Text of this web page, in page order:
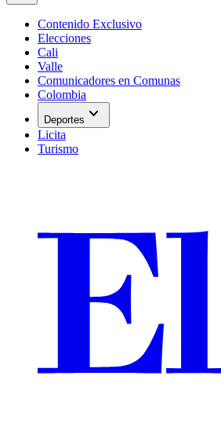
Contenido Exclusivo
Elecciones
Cali
Valle
Comunicadores en Comunas
Colombia
Deportes expand_more
Licita
Turismo